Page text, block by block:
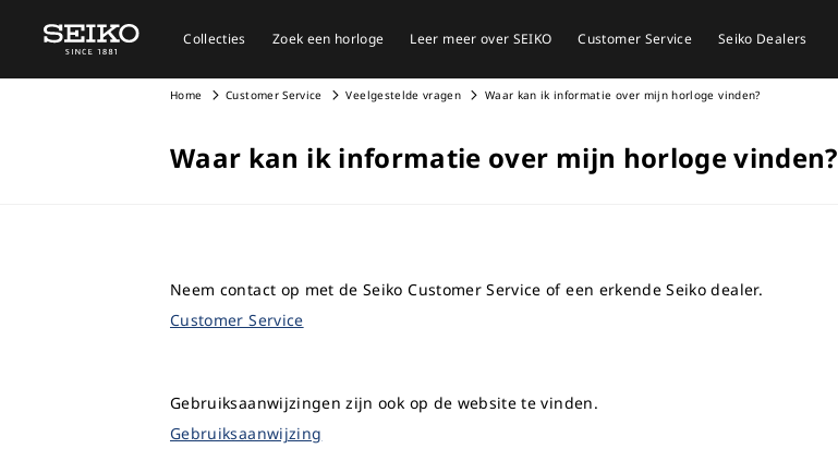
Collecties Zoek een horloge Leer meer over SEIKO Customer Service Seiko Dealers
Home Customer Service Veelgestelde vragen Waar kan ik informatie over mijn horloge vinden?
Waar kan ik informatie over mijn horloge vinden?
Neem contact op met de Seiko Customer Service of een erkende Seiko dealer.
Customer Service
Gebruiksaanwijzingen zijn ook op de website te vinden.
Gebruiksaanwijzing